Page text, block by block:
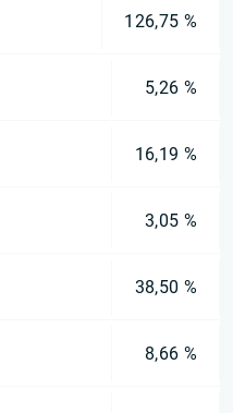
126,75 %
5,26 %
16,19 %
3,05 %
38,50 %
8,66 %